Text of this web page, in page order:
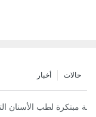
حالات أخبار
الاختيار
مبتكرة لطب الأسنان